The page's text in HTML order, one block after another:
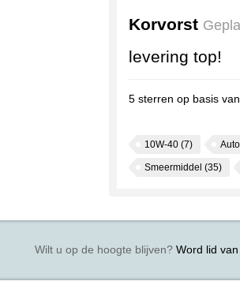
Korvorst
levering top!
5 sterren op basis
10W-40 (7)
Smeermiddel (35)
Wilt u op de hoogte blijven?Word lid van